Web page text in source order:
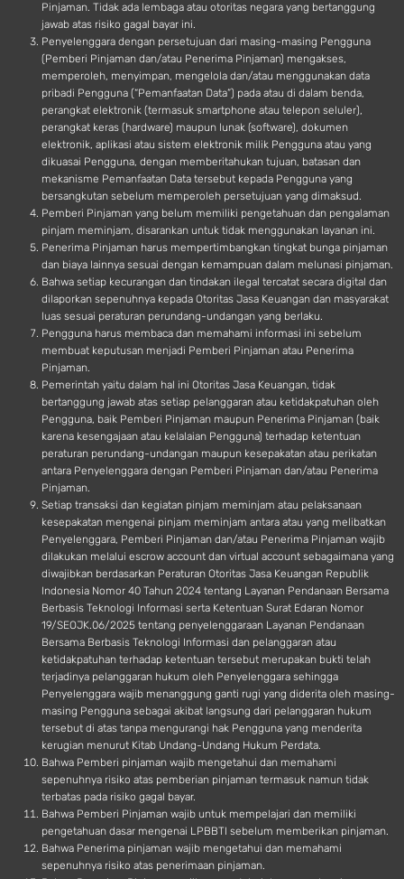
Pinjaman. Tidak ada lembaga atau otoritas negara yang bertanggung
jawab atas risiko gagal bayar ini.
Penyelenggara dengan persetujuan dari masing-masing Pengguna
(Pemberi Pinjaman dan/atau Penerima Pinjaman) mengakses,
memperoleh, menyimpan, mengelola dan/atau menggunakan data
pribadi Pengguna (“Pemanfaatan Data”) pada atau di dalam benda,
perangkat elektronik (termasuk smartphone atau telepon seluler),
perangkat keras (hardware) maupun lunak (software), dokumen
elektronik, aplikasi atau sistem elektronik milik Pengguna atau yang
dikuasai Pengguna, dengan memberitahukan tujuan, batasan dan
mekanisme Pemanfaatan Data tersebut kepada Pengguna yang
bersangkutan sebelum memperoleh persetujuan yang dimaksud.
Pemberi Pinjaman yang belum memiliki pengetahuan dan pengalaman
pinjam meminjam, disarankan untuk tidak menggunakan layanan ini.
Penerima Pinjaman harus mempertimbangkan tingkat bunga pinjaman
dan biaya lainnya sesuai dengan kemampuan dalam melunasi pinjaman.
Bahwa setiap kecurangan dan tindakan ilegal tercatat secara digital dan
dilaporkan sepenuhnya kepada Otoritas Jasa Keuangan dan masyarakat
luas sesuai peraturan perundang-undangan yang berlaku.
Pengguna harus membaca dan memahami informasi ini sebelum
membuat keputusan menjadi Pemberi Pinjaman atau Penerima
Pinjaman.
Pemerintah yaitu dalam hal ini Otoritas Jasa Keuangan, tidak
bertanggung jawab atas setiap pelanggaran atau ketidakpatuhan oleh
Pengguna, baik Pemberi Pinjaman maupun Penerima Pinjaman (baik
karena kesengajaan atau kelalaian Pengguna) terhadap ketentuan
peraturan perundang-undangan maupun kesepakatan atau perikatan
antara Penyelenggara dengan Pemberi Pinjaman dan/atau Penerima
Pinjaman.
Setiap transaksi dan kegiatan pinjam meminjam atau pelaksanaan
kesepakatan mengenai pinjam meminjam antara atau yang melibatkan
Penyelenggara, Pemberi Pinjaman dan/atau Penerima Pinjaman wajib
dilakukan melalui escrow account dan virtual account sebagaimana yang
diwajibkan berdasarkan Peraturan Otoritas Jasa Keuangan Republik
Indonesia Nomor 40 Tahun 2024 tentang Layanan Pendanaan Bersama
Berbasis Teknologi Informasi serta Ketentuan Surat Edaran Nomor
19/SEOJK.06/2025 tentang penyelenggaraan Layanan Pendanaan
Bersama Berbasis Teknologi Informasi dan pelanggaran atau
ketidakpatuhan terhadap ketentuan tersebut merupakan bukti telah
terjadinya pelanggaran hukum oleh Penyelenggara sehingga
Penyelenggara wajib menanggung ganti rugi yang diderita oleh masing-
masing Pengguna sebagai akibat langsung dari pelanggaran hukum
tersebut di atas tanpa mengurangi hak Pengguna yang menderita
kerugian menurut Kitab Undang-Undang Hukum Perdata.
Bahwa Pemberi pinjaman wajib mengetahui dan memahami
sepenuhnya risiko atas pemberian pinjaman termasuk namun tidak
terbatas pada risiko gagal bayar.
Bahwa Pemberi Pinjaman wajib untuk mempelajari dan memiliki
pengetahuan dasar mengenai LPBBTI sebelum memberikan pinjaman.
Bahwa Penerima pinjaman wajib mengetahui dan memahami
sepenuhnya risiko atas penerimaan pinjaman.